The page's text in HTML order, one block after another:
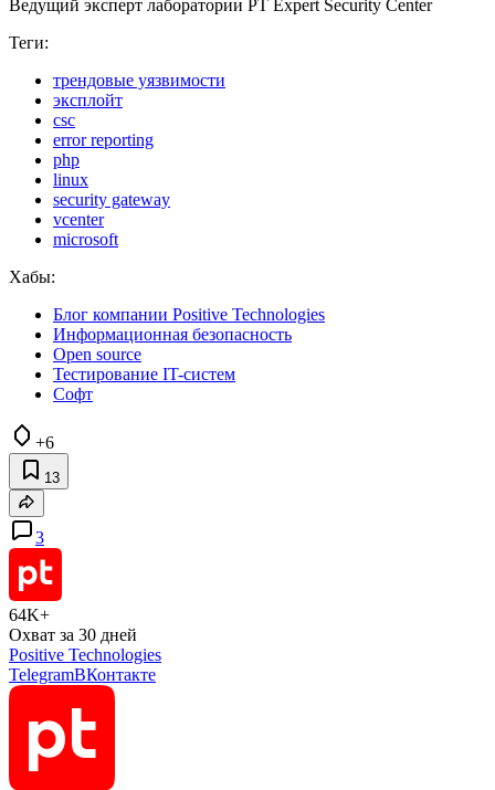
Ведущий эксперт лаборатории PT Expert Security Center
Теги:
трендовые уязвимости
эксплойт
csc
error reporting
php
linux
security gateway
vcenter
microsoft
Хабы:
Блог компании Positive Technologies
Информационная безопасность
Open source
Тестирование IT-систем
Софт
+6
13
3
64K+
Охват за 30 дней
Positive Technologies
TelegramВКонтакте